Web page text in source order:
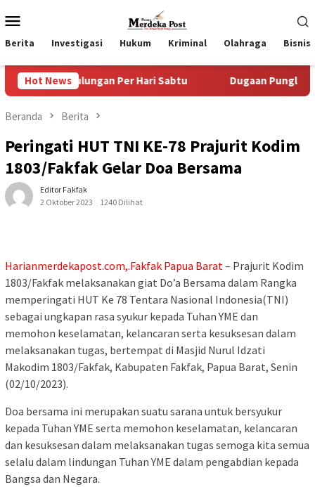
ke
kontenMobile
Berita Investigasi Hukum Kriminal Olahraga Bisnis
Hot News
Per Hari Sabtu Dugaan Pungli SKAB di BPRD
Beranda Berita
Peringati HUT TNI KE-78 Prajurit Kodim
1803/Fakfak Gelar Doa Bersama
Editor Fakfak
2 Oktober 2023
1240 Dilihat
Harianmerdekapost.com,.Fakfak Papua Barat– Prajurit Kodim
1803/Fakfak melaksanakan giat Do’a Bersama dalam Rangka
memperingati HUT Ke 78 Tentara Nasional Indonesia(TNI)
sebagai ungkapan rasa syukur kepada Tuhan YME dan
memohon keselamatan, kelancaran serta kesuksesan dalam
melaksanakan tugas, bertempat di Masjid Nurul Idzati
Makodim 1803/Fakfak, Kabupaten Fakfak, Papua Barat, Senin
(02/10/2023).
Doa bersama ini merupakan suatu sarana untuk bersyukur
kepada Tuhan YME serta memohon keselamatan, kelancaran
dan kesuksesan dalam melaksanakan tugas semoga kita semua
selalu dalam lindungan Tuhan YME dalam pengabdian kepada
Bangsa dan Negara.